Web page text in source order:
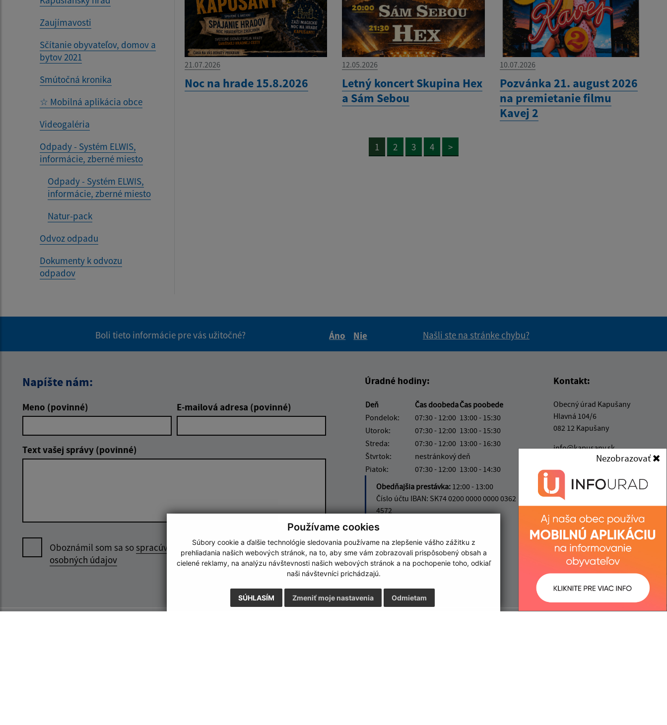
Používame cookies
Súbory cookie a ďalšie technológie sledovania používame na zlepšenie vášho zážitku z
prehliadania našich webových stránok, na to, aby sme vám zobrazovali prispôsobený obsah a
cielené reklamy, na analýzu návštevnosti našich webových stránok a na pochopenie toho, odkiaľ
naši návštevníci prichádzajú.
SÚHLASÍM Odmietam
Zmeniť moje nastavenia
Nezobrazovať
Zaujímavosti
Sčítanie obyvateľov, domov a
bytov 2021
Smútočná kronika
☆ Mobilná aplikácia obce
Videogaléria
Odpady - Systém ELWIS,
informácie, zberné miesto
Odpady - Systém ELWIS,
informácie, zberné miesto
Natur-pack
Odvoz odpadu
Dokumenty k odvozu
odpadov
21.07.2026
Noc na hrade 15.8.2026
12.05.2026
Letný koncert Skupina Hex
a Sám Sebou
10.07.2026
Pozvánka 21. august 2026
na premietanie filmu
Kavej 2
1 2 3 4 >
Boli tieto informácie pre vás užitočné?
Áno
Nie
Našli ste na stránke chybu?
Napíšte nám:
Meno (povinné) E-mailová adresa (povinné)
Text vašej správy (povinné)
Oboznámil som sa sospracúvaním
osobných údajov
Google reCaptcha Response
Odoslať správu
Úradné hodiny:
Deň Čas doobedaČas poobede
Pondelok:
07:30 - 12:00 13:00 - 15:30
Utorok:
07:30 - 12:00 13:00 - 15:30
Streda:
07:30 - 12:00 13:00 - 16:30
Štvrtok:
nestránkový deň
Piatok:
07:30 - 12:00 13:00 - 14:30
Obedňajšia prestávka: 12:00 - 13:00
Číslo účtu IBAN: SK74 0200 0000 0000 0362
4572
Kontakt:
Obecný úrad Kapušany
Hlavná 104/6
082 12 Kapušany
info@kapusany.sk
+421 517 941 102
IČO: 00327239